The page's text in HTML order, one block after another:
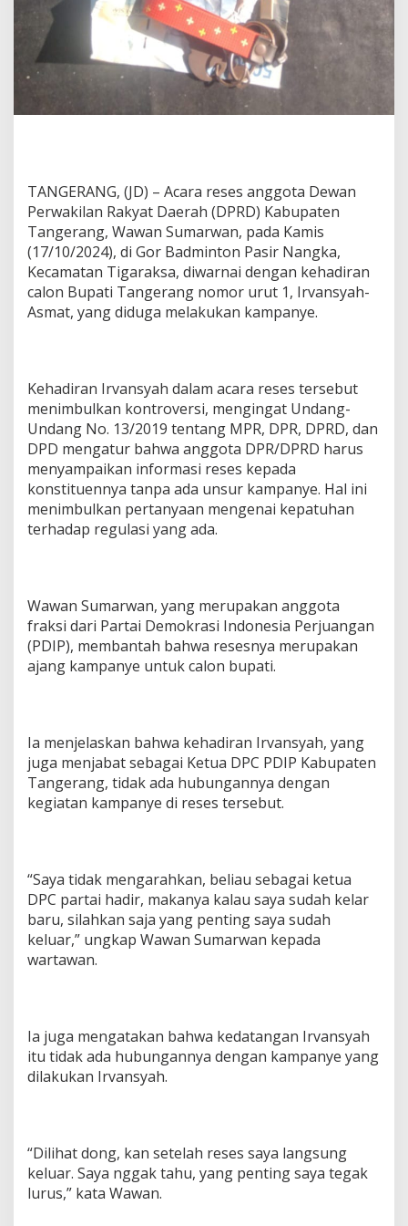
y
a
n
a
t
i
TANGERANG, (JD) – Acara reses anggota Dewan
Perwakilan Rakyat Daerah (DPRD) Kabupaten
Tangerang, Wawan Sumarwan, pada Kamis
(17/10/2024), di Gor Badminton Pasir Nangka,
Kecamatan Tigaraksa, diwarnai dengan kehadiran
calon Bupati Tangerang nomor urut 1, Irvansyah-
Asmat, yang diduga melakukan kampanye.
Kehadiran Irvansyah dalam acara reses tersebut
menimbulkan kontroversi, mengingat Undang-
Undang No. 13/2019 tentang MPR, DPR, DPRD, dan
DPD mengatur bahwa anggota DPR/DPRD harus
menyampaikan informasi reses kepada
konstituennya tanpa ada unsur kampanye. Hal ini
menimbulkan pertanyaan mengenai kepatuhan
terhadap regulasi yang ada.
Wawan Sumarwan, yang merupakan anggota
fraksi dari Partai Demokrasi Indonesia Perjuangan
(PDIP), membantah bahwa resesnya merupakan
ajang kampanye untuk calon bupati.
Ia menjelaskan bahwa kehadiran Irvansyah, yang
juga menjabat sebagai Ketua DPC PDIP Kabupaten
Tangerang, tidak ada hubungannya dengan
kegiatan kampanye di reses tersebut.
“Saya tidak mengarahkan, beliau sebagai ketua
DPC partai hadir, makanya kalau saya sudah kelar
baru, silahkan saja yang penting saya sudah
keluar,” ungkap Wawan Sumarwan kepada
wartawan.
Ia juga mengatakan bahwa kedatangan Irvansyah
itu tidak ada hubungannya dengan kampanye yang
dilakukan Irvansyah.
“Dilihat dong, kan setelah reses saya langsung
keluar. Saya nggak tahu, yang penting saya tegak
lurus,” kata Wawan.